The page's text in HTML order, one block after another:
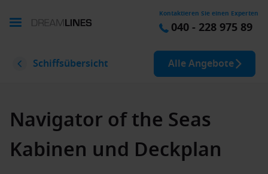
Kontaktieren Sie einen Experten
040 - 228 975 89
Schiffsübersicht Alle Angebote
Navigator of the Seas
Kabinen und Deckplan